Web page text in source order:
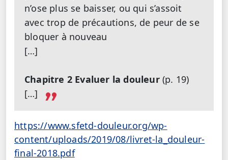
n’ose plus se baisser, ou qui s’assoit
avec trop de précautions, de peur de se
bloquer à nouveau
[…]
Chapitre 2 Evaluer la douleur(p. 19)
[…]
https://www.sfetd-douleur.org/wp-
content/uploads/2019/08/livret-la_douleur-
final-2018.pdf